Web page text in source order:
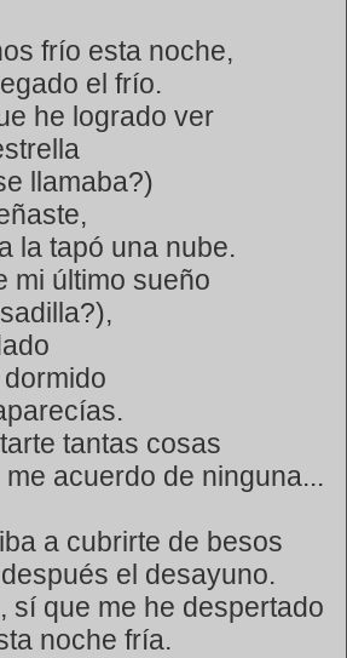
frío esta noche,
el frío.
he logrado ver
llamaba?)
la tapó una nube.
mi último sueño
tantas cosas
acuerdo de ninguna...
a cubrirte de besos
el desayuno.
sí que me he despertado
noche fría.